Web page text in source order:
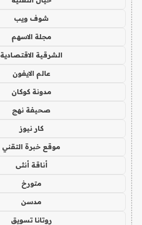
شوف ويب
مجلة الاسهم
الشرقية الاقتصادية
عالم الايفون
مدونة كوكان
صحيفة نهج
كار نيوز
موقع خبرة التقني
أناقة أنثى
متورخ
مدسن
روتانا تسويق